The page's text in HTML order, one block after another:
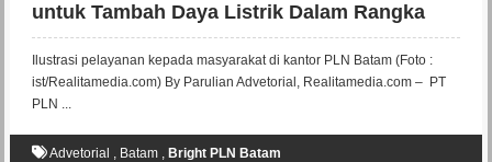
untuk Tambah Daya Listrik Dalam Rangka
Memperingati HPN 2024
Ilustrasi pelayanan kepada masyarakat di kantor PLN Batam (Foto :
ist/Realitamedia.com) By Parulian Advetorial, Realitamedia.com – PT
PLN ...
Advetorial , Batam, Bright PLN Batam